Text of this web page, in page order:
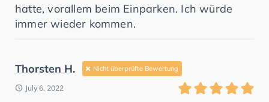
hatte, vorallem beim Einparken. Ich würde
immer wieder kommen.
Thorsten H. Nicht überprüfte Bewertung
July 6, 2022